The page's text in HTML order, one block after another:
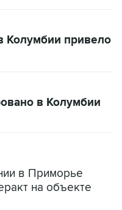
Колумбии привело
в Колумбии
в Приморье
на объекте